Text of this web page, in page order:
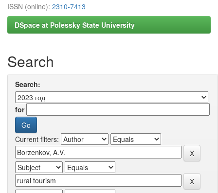
ISSN (online): 2310-7413
DSpace at Polessky State University
Search
Search:
for
Current filters: